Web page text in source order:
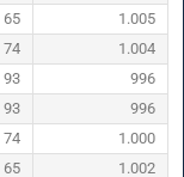
65
1.005
74
1.004
93
996
93
996
74
1.000
65
1.002